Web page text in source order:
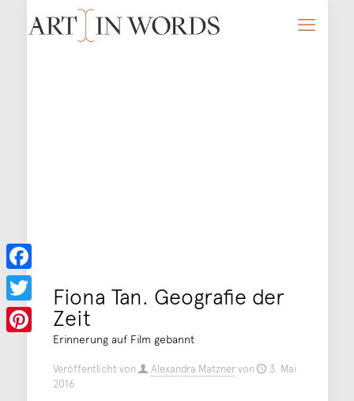
Fiona Tan. Geografie der
Zeit
Erinnerung auf Film gebannt
Veröffentlicht von Alexandra Matznervon
3. Mai
2016
Facebook
Twitter